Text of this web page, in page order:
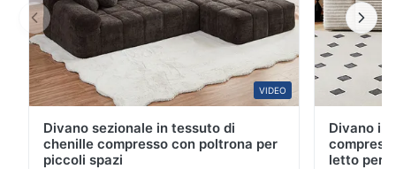
VIDEO
Divano sezionale in tessuto di
chenille compresso con poltrona per
piccoli spazi
Divano in
letto per